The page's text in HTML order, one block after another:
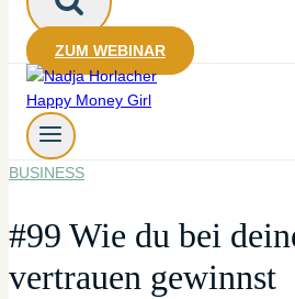
ZUM WEBINAR
BUSINESS
#99 Wie du bei
vertrauen gewinnst